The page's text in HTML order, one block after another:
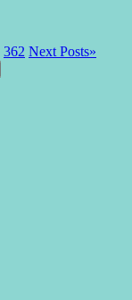
362 Next Posts»